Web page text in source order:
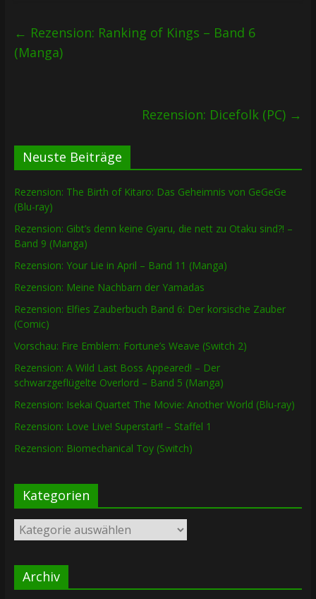
← Rezension: Ranking of Kings – Band 6
(Manga)
Rezension: Dicefolk (PC) →
Neuste Beiträge
Rezension: The Birth of Kitaro: Das Geheimnis von GeGeGe
(Blu-ray)
Rezension: Gibt’s denn keine Gyaru, die nett zu Otaku sind?! –
Band 9 (Manga)
Rezension: Your Lie in April – Band 11 (Manga)
Rezension: Meine Nachbarn der Yamadas
Rezension: Elfies Zauberbuch Band 6: Der korsische Zauber
(Comic)
Vorschau: Fire Emblem: Fortune’s Weave (Switch 2)
Rezension: A Wild Last Boss Appeared! – Der
schwarzgeflügelte Overlord – Band 5 (Manga)
Rezension: Isekai Quartet The Movie: Another World (Blu-ray)
Rezension: Love Live! Superstar!! – Staffel 1
Rezension: Biomechanical Toy (Switch)
Kategorien
Kategorien
Archiv